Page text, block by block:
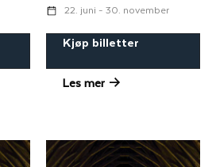
22. juni - 30. november
Kjøp billetter
Les mer